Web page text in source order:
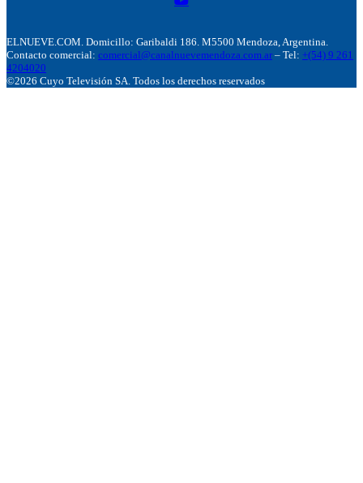
ELNUEVE.COM. Domicillo: Garibaldi 186. M5500 Mendoza, Argentina.
Contacto comercial: comercial@canalnuevemendoza.com.ar – Tel: +(54) 9 261
4204020
©2026 Cuyo Televisión SA. Todos los derechos reservados